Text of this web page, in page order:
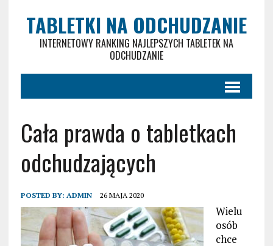
TABLETKI NA ODCHUDZANIE
INTERNETOWY RANKING NAJLEPSZYCH TABLETEK NA
ODCHUDZANIE
Cała prawda o tabletkach
odchudzających
POSTED BY: ADMIN 26 MAJA 2020
Wielu
osób
chce